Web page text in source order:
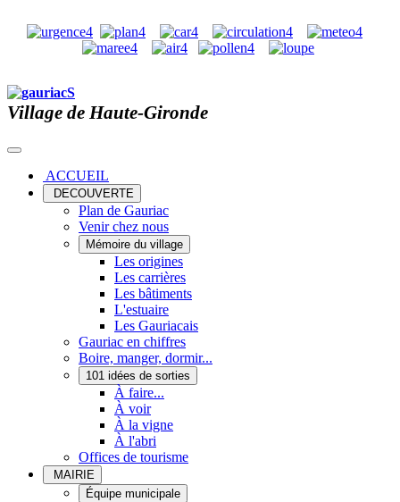
Village de Haute-Gironde
ACCUEIL
DECOUVERTE
Plan de Gauriac
Venir chez nous
Mémoire du village
Les origines
Les carrières
Les bâtiments
L'estuaire
Les Gauriacais
Gauriac en chiffres
Boire, manger, dormir...
101 idées de sorties
À faire...
À voir
À la vigne
À l'abri
Offices de tourisme
MAIRIE
Équipe municipale